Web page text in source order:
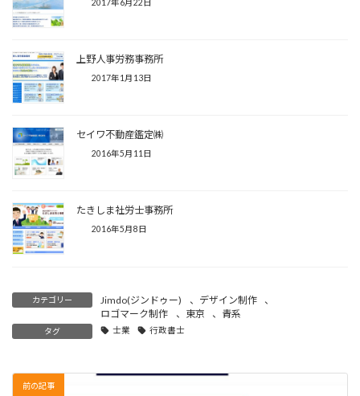
2017年6月22日
上野人事労務事務所
2017年1月13日
セイワ不動産鑑定㈱
2016年5月11日
たきしま社労士事務所
2016年5月8日
カテゴリー Jimdo(ジンドゥー) 、 デザイン制作
、
ロゴマーク制作
、 東京 、 青系
タグ 士業 行政書士
前の記事